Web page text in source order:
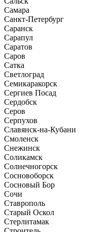
Самара
Санкт-Петербург
Саранск
Сарапул
Саратов
Саров
Сатка
Светлоград
Семикаракорск
Сергиев Посад
Сердобск
Серов
Серпухов
Славянск-на-Кубани
Смоленск
Снежинск
Соликамск
Солнечногорск
Сосновоборск
Сосновый Бор
Сочи
Ставрополь
Старый Оскол
Стерлитамак